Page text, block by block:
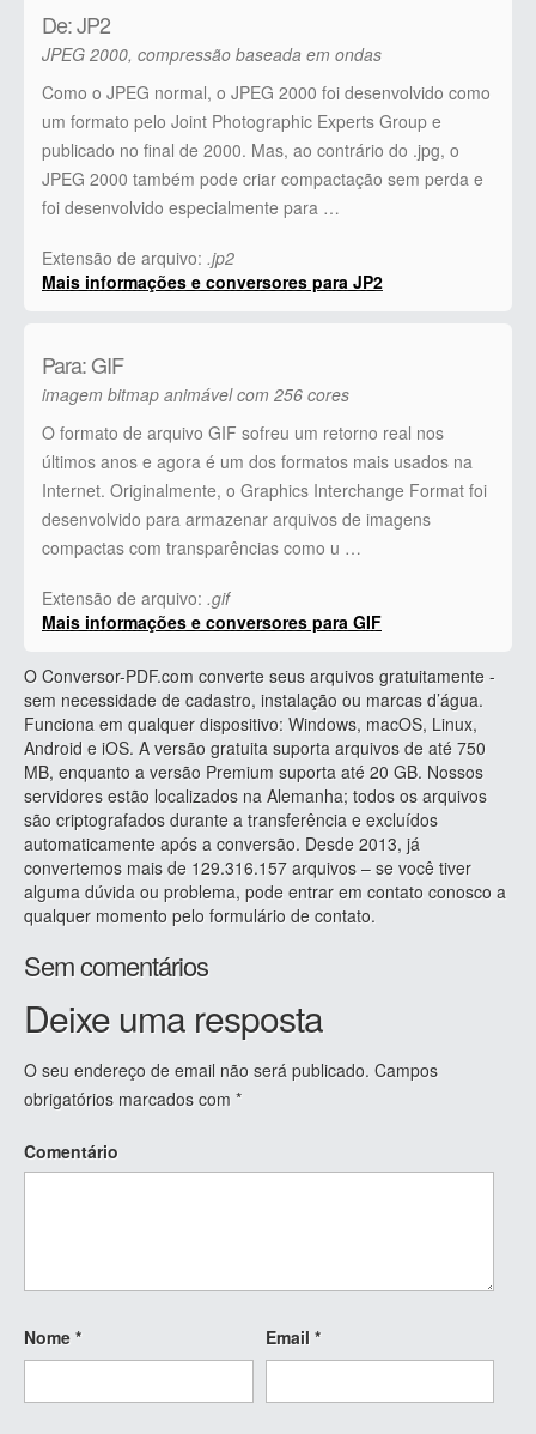
De: JP2
JPEG 2000, compressão baseada em ondas
Como o JPEG normal, o JPEG 2000 foi desenvolvido como
um formato pelo Joint Photographic Experts Group e
publicado no final de 2000. Mas, ao contrário do .jpg, o
JPEG 2000 também pode criar compactação sem perda e
foi desenvolvido especialmente para …
Extensão de arquivo: .jp2
Mais informações e conversores para JP2
Para: GIF
imagem bitmap animável com 256 cores
O formato de arquivo GIF sofreu um retorno real nos
últimos anos e agora é um dos formatos mais usados ​​na
Internet. Originalmente, o Graphics Interchange Format foi
desenvolvido para armazenar arquivos de imagens
compactas com transparências como u …
Extensão de arquivo: .gif
Mais informações e conversores para GIF
O Conversor-PDF.com converte seus arquivos gratuitamente -
sem necessidade de cadastro, instalação ou marcas d’água.
Funciona em qualquer dispositivo: Windows, macOS, Linux,
Android e iOS. A versão gratuita suporta arquivos de até 750
MB, enquanto a versão Premium suporta até 20 GB. Nossos
servidores estão localizados na Alemanha; todos os arquivos
são criptografados durante a transferência e excluídos
automaticamente após a conversão. Desde 2013, já
convertemos mais de 129.316.157 arquivos – se você tiver
alguma dúvida ou problema, pode entrar em contato conosco a
qualquer momento pelo formulário de contato.
Sem comentários
Deixe uma resposta
O seu endereço de email não será publicado. Campos
obrigatórios marcados com *
Comentário
Nome * Email *